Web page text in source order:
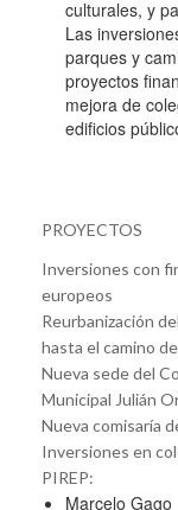
culturales, y
Las
parques y
proyectos
mejora de
edificios
PROYECTOS
Inversiones con
europeos
Reurbanización
hasta el camino
Nueva sede del
Municipal Julián
Nueva comisaría
Inversiones en
PIREP:
Marcelo Gago